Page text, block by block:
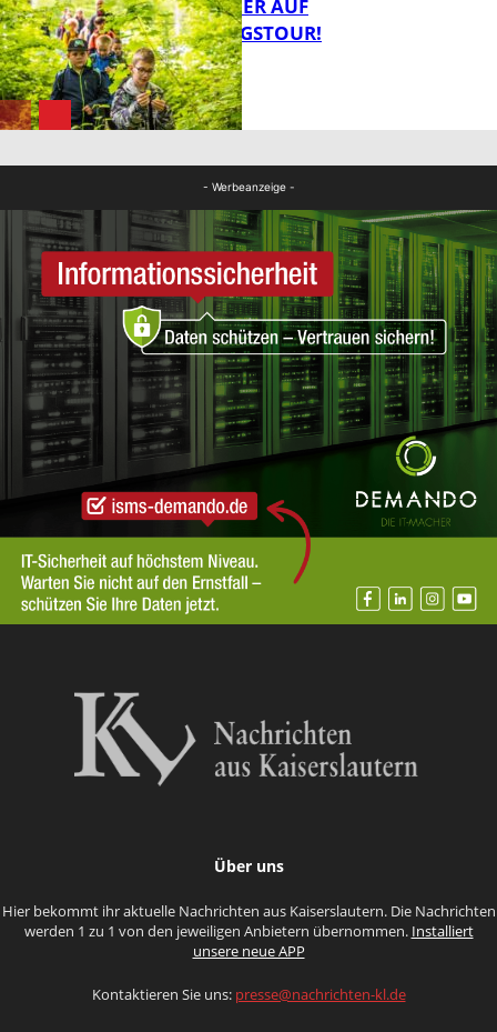
FB News
MIT DEM JÄGER AUF
ENTDECKUNGSTOUR!
- Werbeanzeige -
Über uns
Hier bekommt ihr aktuelle Nachrichten aus Kaiserslautern. Die Nachrichten
werden 1 zu 1 von den jeweiligen Anbietern übernommen. Installiert
unsere neue APP
Kontaktieren Sie uns: presse@nachrichten-kl.de